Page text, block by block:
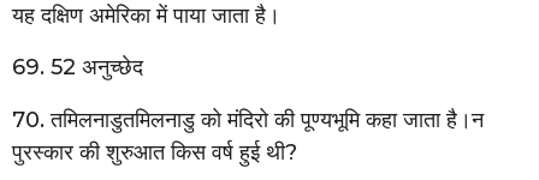
यह दक्षिण अमेरिका में पाया जाता है।
69. 52 अनुच्छेद
70. तमिलनाडुतमिलनाडु को मंदिरो की पूण्यभूमि कहा जाता है।न
पुरस्कार की शुरुआत किस वर्ष हुई थी?